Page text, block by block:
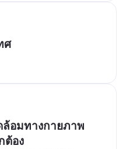
ศ
อมทางกายภาพ
ต้อง